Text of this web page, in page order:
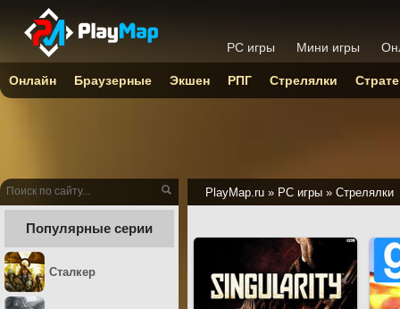
PlayMap.ru » PC игры » Стрелялки
Популярные серии
Сталкер
PC игры Мини игры
Онлайн Браузерные Экшен РПГ Стрелялки